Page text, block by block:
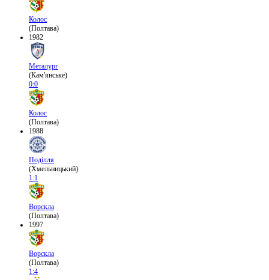
Колос
(Полтава)
1982
Металург
(Кам'янське)
0:0
Колос
(Полтава)
1988
Поділля
(Хмельницький)
1:1
Ворскла
(Полтава)
1997
Ворскла
(Полтава)
1:4